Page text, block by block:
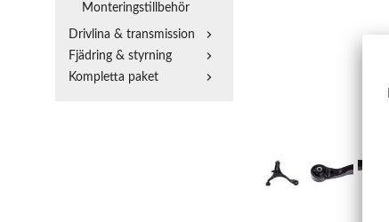
Monteringstillbehör
Drivlina & transmission
Fjädring & styrning
Kompletta paket